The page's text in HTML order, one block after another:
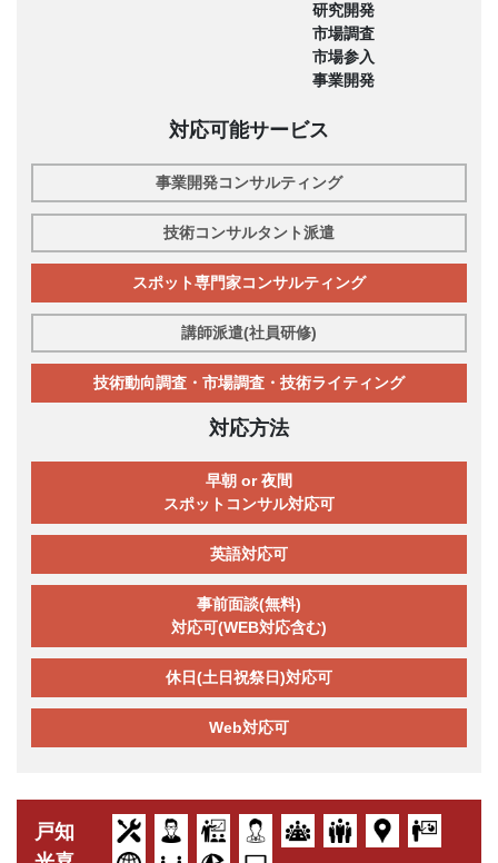
研究開発
市場調査
市場参入
事業開発
対応可能サービス
事業開発コンサルティング
技術コンサルタント派遣
スポット専門家コンサルティング
講師派遣(社員研修)
技術動向調査・市場調査・技術ライティング
対応方法
早朝 or 夜間
スポットコンサル対応可
英語対応可
事前面談(無料)
対応可(WEB対応含む)
休日(土日祝祭日)対応可
Web対応可
戸知